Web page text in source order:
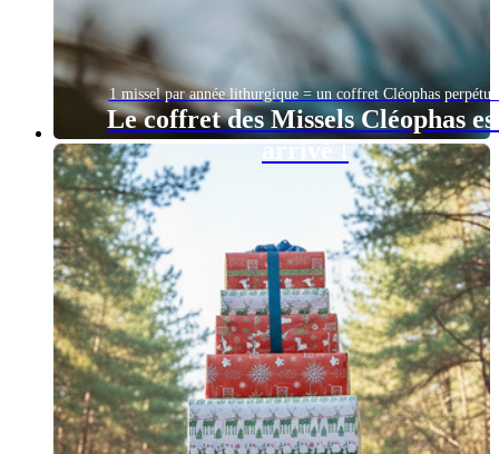
1 missel par année lithurgique = un coffret Cléophas
Le coffret des Missels Cléophas
arrivé !